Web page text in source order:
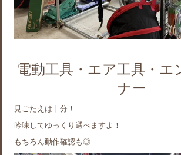
電動工具・エア工具・エ
ナー
見ごたえは十分！
吟味してゆっくり選べますよ！
もちろん動作確認も◎